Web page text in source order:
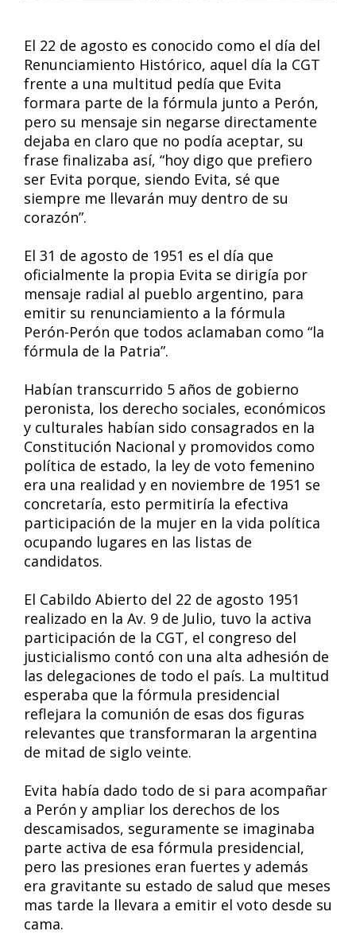
El 22 de agosto es conocido como el día del
Renunciamiento Histórico, aquel día la CGT
frente a una multitud pedía que Evita
formara parte de la fórmula junto a Perón,
pero su mensaje sin negarse directamente
dejaba en claro que no podía aceptar, su
frase finalizaba así, “hoy digo que prefiero
ser Evita porque, siendo Evita, sé que
siempre me llevarán muy dentro de su
corazón”.
El 31 de agosto de 1951 es el día que
oficialmente la propia Evita se dirigía por
mensaje radial al pueblo argentino, para
emitir su renunciamiento a la fórmula
Perón-Perón que todos aclamaban como “la
fórmula de la Patria”.
Habían transcurrido 5 años de gobierno
peronista, los derecho sociales, económicos
y culturales habían sido consagrados en la
Constitución Nacional y promovidos como
política de estado, la ley de voto femenino
era una realidad y en noviembre de 1951 se
concretaría, esto permitiría la efectiva
participación de la mujer en la vida política
ocupando lugares en las listas de
candidatos.
El Cabildo Abierto del 22 de agosto 1951
realizado en la Av. 9 de Julio, tuvo la activa
participación de la CGT, el congreso del
justicialismo contó con una alta adhesión de
las delegaciones de todo el país. La multitud
esperaba que la fórmula presidencial
reflejara la comunión de esas dos figuras
relevantes que transformaran la argentina
de mitad de siglo veinte.
Evita había dado todo de si para acompañar
a Perón y ampliar los derechos de los
descamisados, seguramente se imaginaba
parte activa de esa fórmula presidencial,
pero las presiones eran fuertes y además
era gravitante su estado de salud que meses
mas tarde la llevara a emitir el voto desde su
cama.